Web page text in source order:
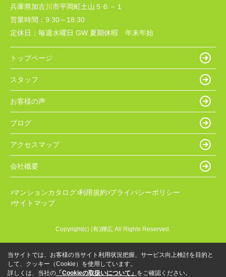
兵庫県加古川市平岡町土山５６－１
営業時間： 9:30～18:30
定休日： 毎週水曜日 GW 夏期休暇 年末年始
トップページ
スタッフ
お客様の声
ブログ
アクセスマップ
会社概要
マンションカタログ 利用規約 プライバシーポリシー
サイトマップ
Copyright(c) (有)輝広 All Rights Reserved.
当サイトでは、お客様の当サイト利用状況把握、サービス向上検討を目的と
して、クッキー（Cookie）を使用しています。
詳しくは、当社の 「Cookieの取扱いについて」 をご確認ください。